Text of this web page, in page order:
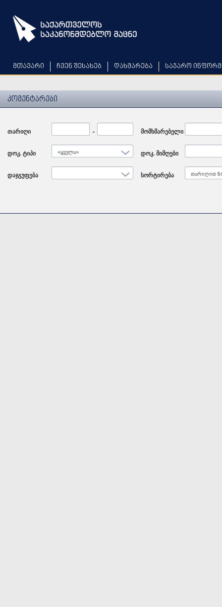
main
content
მთავარი ჩვენ შესახებ დახმარება საჯარო
კომენტარები
თარიღი - მომხმარებელი
დოკ. ტიპი <ყველა> დოკ. მიმღები
დაჯგუფება სორტირება თარიღით